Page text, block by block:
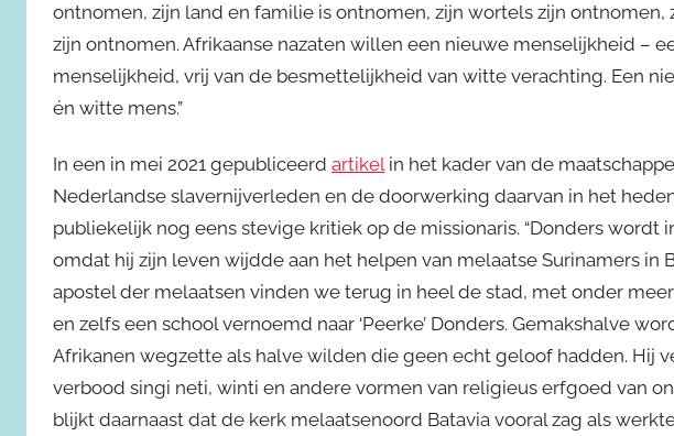
ontnomen, zijn land en familie is ontnomen, zijn wortels zijn
zijn ontnomen. Afrikaanse nazaten willen een nieuwe menselijkheid –
menselijkheid, vrij van de besmettelijkheid van witte verachting. Een
én witte mens.”
In een in mei 2021 gepubliceerd artikel in het kader van de
Nederlandse slavernijverleden en de doorwerking daarvan in het
publiekelijk nog eens stevige kritiek op de missionaris. “Donders wordt
omdat hij zijn leven wijdde aan het helpen van melaatse Surinamers in
apostel der melaatsen vinden we terug in heel de stad, met onder
en zelfs een school vernoemd naar ‘Peerke’ Donders. Gemakshalve
Afrikanen wegzette als halve wilden die geen echt geloof hadden. Hij
verbood singi neti, winti en andere vormen van religieus erfgoed van
blijkt daarnaast dat de kerk melaatsenoord Batavia vooral zag als